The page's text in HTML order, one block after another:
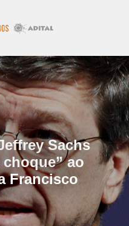
Sachs
ao
Francisco